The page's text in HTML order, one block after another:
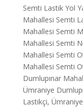
Semti Lastik Yol
Mahallesi Semti
Mahallesi Semti
Mahallesi Semti
Mahallesi Semti
Mahallesi Semti
Dumlupınar
Ümraniye
Lastikçi,